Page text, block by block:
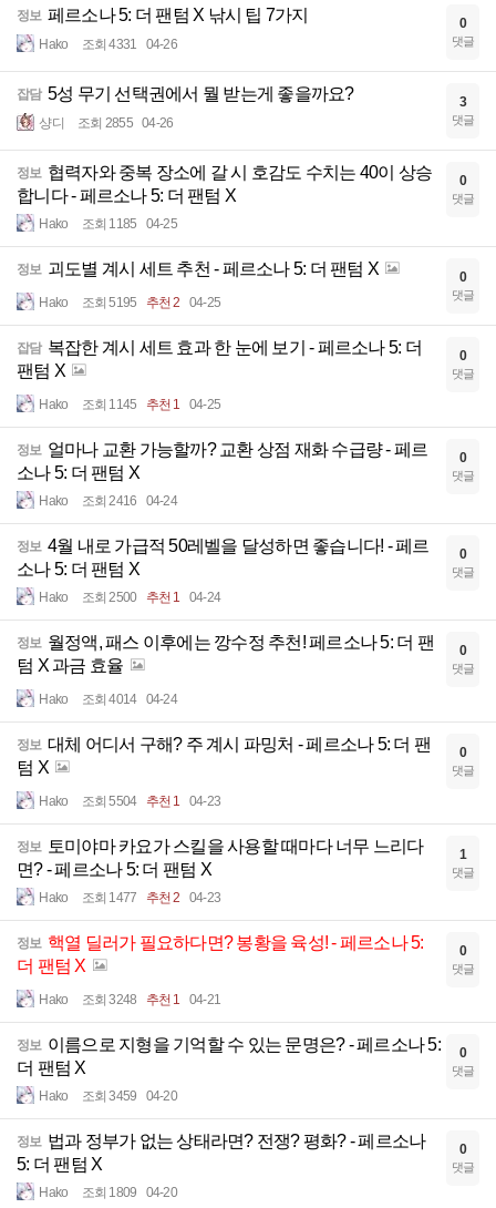
정보 페르소나 5: 더 팬텀 X 낚시 팁 7가지
Hako 조회 4331 04-26
0
댓글
잡담 5성 무기 선택권에서 뭘 받는게 좋을까요?
샹디 조회 2855 04-26
3
댓글
정보 협력자와 중복 장소에 갈 시 호감도 수치는 40이 상승
합니다 - 페르소나 5: 더 팬텀 X
Hako 조회 1185 04-25
0
댓글
정보 괴도별 계시 세트 추천 - 페르소나 5: 더 팬텀 X
Hako 조회 5195 추천 2 04-25
0
댓글
잡담 복잡한 계시 세트 효과 한 눈에 보기 - 페르소나 5: 더
팬텀 X
Hako 조회 1145 추천 1 04-25
0
댓글
정보 얼마나 교환 가능할까? 교환 상점 재화 수급량 - 페르
소나 5: 더 팬텀 X
Hako 조회 2416 04-24
0
댓글
정보 4월 내로 가급적 50레벨을 달성하면 좋습니다! - 페르
소나 5: 더 팬텀 X
Hako 조회 2500 추천 1 04-24
0
댓글
정보 월정액, 패스 이후에는 깡수정 추천! 페르소나 5: 더 팬
텀 X 과금 효율
Hako 조회 4014 04-24
0
댓글
정보 대체 어디서 구해? 주 계시 파밍처 - 페르소나 5: 더 팬
텀 X
Hako 조회 5504 추천 1 04-23
0
댓글
정보
토미야마 카요가 스킬을 사용할 때마다 너무 느리다
면? - 페르소나 5: 더 팬텀 X
Hako 조회 1477 추천 2 04-23
1
댓글
정보 핵열 딜러가 필요하다면? 봉황을 육성! - 페르소나 5:
더 팬텀 X
Hako 조회 3248 추천 1 04-21
0
댓글
정보 이름으로 지형을 기억할 수 있는 문명은? - 페르소나 5:
더 팬텀 X
Hako 조회 3459 04-20
0
댓글
정보 법과 정부가 없는 상태라면? 전쟁? 평화? - 페르소나
5: 더 팬텀 X
Hako 조회 1809 04-20
0
댓글